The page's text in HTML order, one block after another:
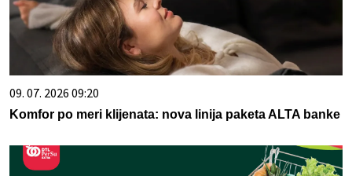
09. 07. 2026 09:20
Komfor po meri klijenata: nova linija paketa ALTA banke